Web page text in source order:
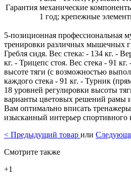
Гарантия механические
1 год; крепежные
5-позиционная профессиональная
тренировки различных мышечных
Гребля сидя. Вес стека: - 134 кг. -
кг. - Трицепс стоя. Вес стека - 91
высоте тяги (с возможностью
каждого стека - 91 кг. - Турник
18 уровней регулировки высоты
варианты цветовых решений рамы
Вам оптимально вписать
изысканный интерьер спортивного
< Предыдущий товар или
Смотрите также
+1